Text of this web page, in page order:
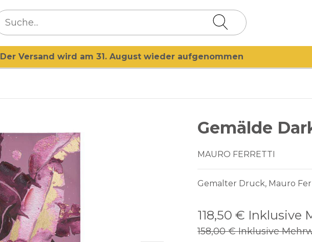
Der Versand wird am 31. August wieder aufgenommen
Gemälde
MAURO FERRETTI
Gemalter Druck, Mauro
118,50 € Inklusive
158,00 €Inklusive